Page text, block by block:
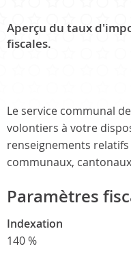
Aperçu du taux
fiscales.
Le service communal
volontiers à votre
renseignements
communaux,
Paramètres
Indexation
140 %